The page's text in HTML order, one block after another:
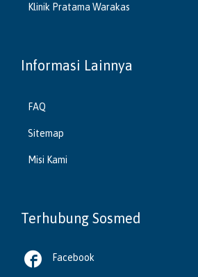
Klinik Pratama Warakas
Informasi Lainnya
FAQ
Sitemap
Misi Kami
Terhubung Sosmed
 Facebook